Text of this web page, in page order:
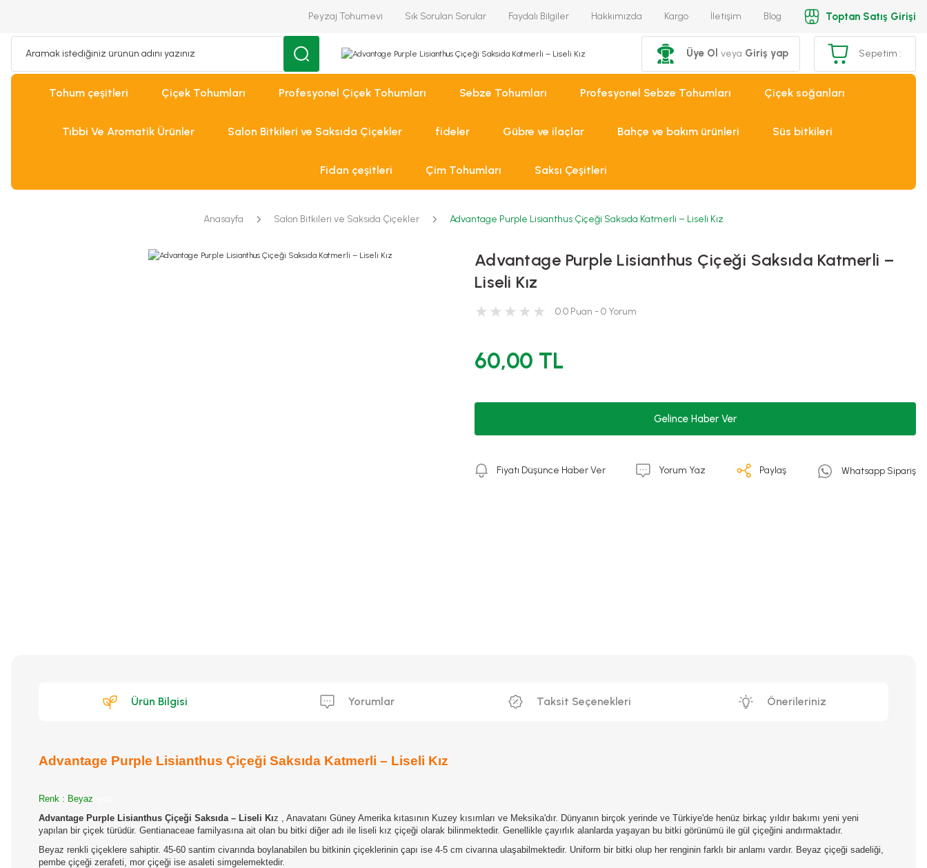
Peyzaj Tohumevi Sık Sorulan Sorular Faydalı Bilgiler Hakkımızda Kargo İletişim Blog Toptan Satış Girişi
Üye Ol veya Giriş yap Sepetim :
Tohum çeşitleri Çiçek Tohumları Profesyonel Çiçek Tohumları Sebze Tohumları Profesyonel Sebze Tohumları Çiçek soğanları
Tıbbi Ve Aromatik Ürünler Salon Bitkileri ve Saksıda Çiçekler fideler Gübre ve ilaçlar Bahçe ve bakım ürünleri Süs bitkileri
Fidan çeşitleri Çim Tohumları Saksı Çeşitleri
Anasayfa Salon Bitkileri ve Saksıda Çiçekler Advantage Purple Lisianthus Çiçeği Saksıda Katmerli – Liseli Kız
Advantage Purple Lisianthus Çiçeği Saksıda Katmerli –
Liseli Kız
0.0 Puan - 0 Yorum
60,00 TL
Gelince Haber Ver
Fiyatı Düşünce Haber Ver Yorum Yaz Paylaş Whatsapp Sipariş
Ürün Bilgisi Yorumlar Taksit Seçenekleri Önerileriniz
Advantage Purple Lisianthus Çiçeği Saksıda Katmerli – Liseli Kız
Renk : Beyaz
Advantage Purple Lisianthus Çiçeği Saksıda – Liseli Kız , Anavatanı Güney Amerika kıtasının Kuzey kısımları ve Meksika'dır. Dünyanın birçok yerinde ve Türkiye'de henüz birkaç yıldır bakımı yeni yeni
yapılan bir çiçek türüdür. Gentianaceae familyasına ait olan bu bitki diğer adı ile liseli kız çiçeği olarak bilinmektedir. Genellikle çayırlık alanlarda yaşayan bu bitki görünümü ile gül çiçeğini andırmaktadır.
Beyaz renkli çiçeklere sahiptir. 45-60 santim civarında boylanabilen bu bitkinin çiçeklerinin çapı ise 4-5 cm civarına ulaşabilmektedir. Uniform bir bitki olup her renginin farklı bir anlamı vardır. Beyaz çiçeği sadeliği,
pembe çiçeği zerafeti, mor çiçeği ise asaleti simgelemektedir.